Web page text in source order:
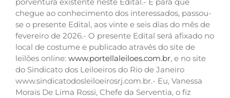
chegue ao conhecimento dos interessados, passou-
se o presente Edital, aos vinte e seis dias do mês de
fevereiro de 2026.- O presente Edital será afixado no
local de costume e publicado através do site de
leilões online: www.portellaleiloes.com.br, e no site
do Sindicato dos Leiloeiros do Rio de Janeiro
www.sindicatodosleiloeirosrj.com.br.- Eu, Vanessa
Morais De Lima Rossi, Chefe da Serventia, o fiz